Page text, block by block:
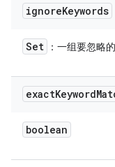
ignoreKeywords
Set ：一组要忽略
exactKeyword
boolean